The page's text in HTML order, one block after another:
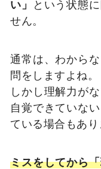
い」
という状態
せん。
通常は、わから
問をしますよね。
しかし理解力が
自覚できていな
ている場合もあり
ミスをしてから